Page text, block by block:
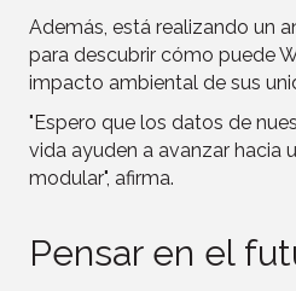
Además, está realizando un
para descubrir cómo puede
impacto ambiental de sus
"Espero que los datos de
vida ayuden a avanzar hacia
modular", afirma.
Pensar en el